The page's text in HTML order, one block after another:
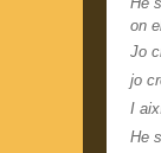
on
Jo
jo
I
He